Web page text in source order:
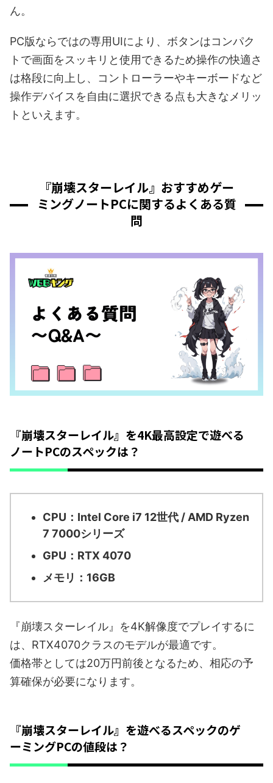
ん。
PC版ならではの専用UIにより、ボタンはコンパク
トで画面をスッキリと使用できるため操作の快適さ
は格段に向上し、コントローラーやキーボードなど
操作デバイスを自由に選択できる点も大きなメリッ
トといえます。
『崩壊スターレイル』おすすめゲー
ミングノートPCに関するよくある質
問
『崩壊スターレイル』を4K最高設定で遊べる
ノートPCのスペックは？
CPU：Intel Core i7 12世代 / AMD Ryzen
7 7000シリーズ
GPU：RTX 4070
メモリ：16GB
『崩壊スターレイル』を4K解像度でプレイするに
は、RTX4070クラスのモデルが最適です。
価格帯としては20万円前後となるため、相応の予
算確保が必要になります。
『崩壊スターレイル』を遊べるスペックのゲ
ーミングPCの値段は？